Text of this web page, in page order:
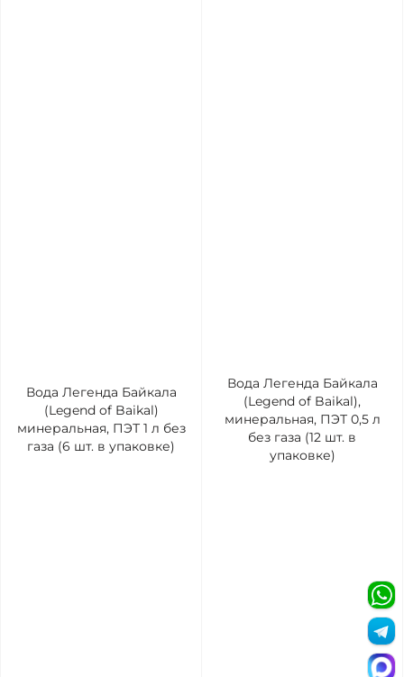
Вода Легенда Байкала
(Legend of Baikal)
минеральная, ПЭТ 1 л без
газа (6 шт. в упаковке)
Вода Легенда Байкала
(Legend of Baikal),
минеральная, ПЭТ 0,5 л
без газа (12 шт. в
упаковке)